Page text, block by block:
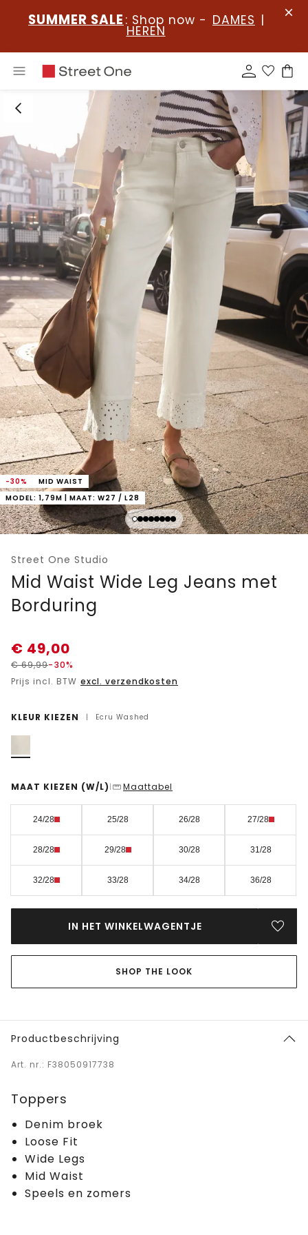
SUMMER SALE : Shop now - DAMES |
HEREN
-30%
MID WAIST
MODEL: 1,79M | MAAT: W27 / L28
Street One Studio
Mid Waist Wide Leg Jeans met
Borduring
€ 49,00
€69,99-30%
Prijs incl. BTW excl. verzendkosten
KLEUR KIEZEN | Ecru Washed
MAAT KIEZEN (W/L) | Maattabel
24/28 25/28 26/28 27/28
28/28 29/28 30/28 31/28
32/28 33/28 34/28 36/28
IN HET WINKELWAGENTJE
SHOP THE LOOK
Productbeschrijving
Art. nr.: F38050917738
Toppers
Denim broek
Loose Fit
Wide Legs
Mid Waist
Speels en zomers